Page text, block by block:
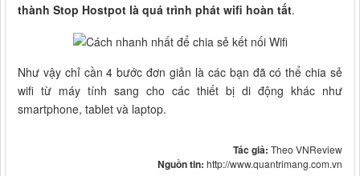
thành Stop Hostpot là quá trình phát wifi hoàn tất.
Như vậy chỉ cần 4 bước đơn giản là các bạn đã có thể chia sẻ
wifi từ máy tính sang cho các thiết bị di động khác như
smartphone, tablet và laptop.
Tác giả: Theo VNReview
Nguồn tin: http://www.quantrimang.com.vn